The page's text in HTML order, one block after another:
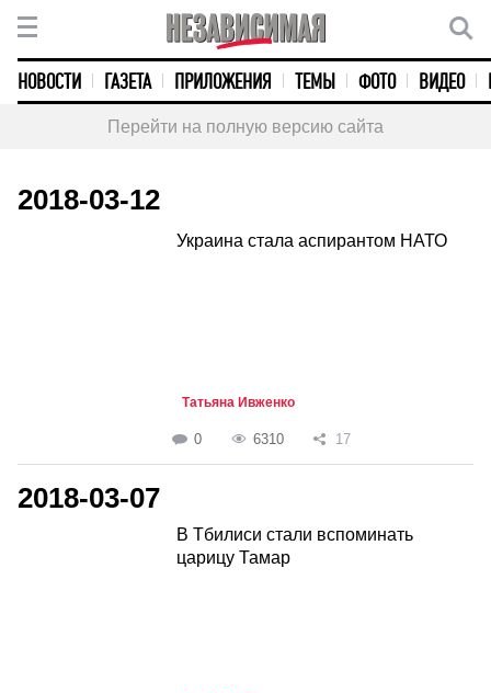
НОВОСТИ ГАЗЕТА ПРИЛОЖЕНИЯ ТЕМЫ ФОТО ВИДЕО
Перейти на полную версию сайта
2018-03-12
Украина стала аспирантом НАТО
Татьяна Ивженко
0 6310 17
2018-03-07
В Тбилиси стали вспоминать
царицу Тамар